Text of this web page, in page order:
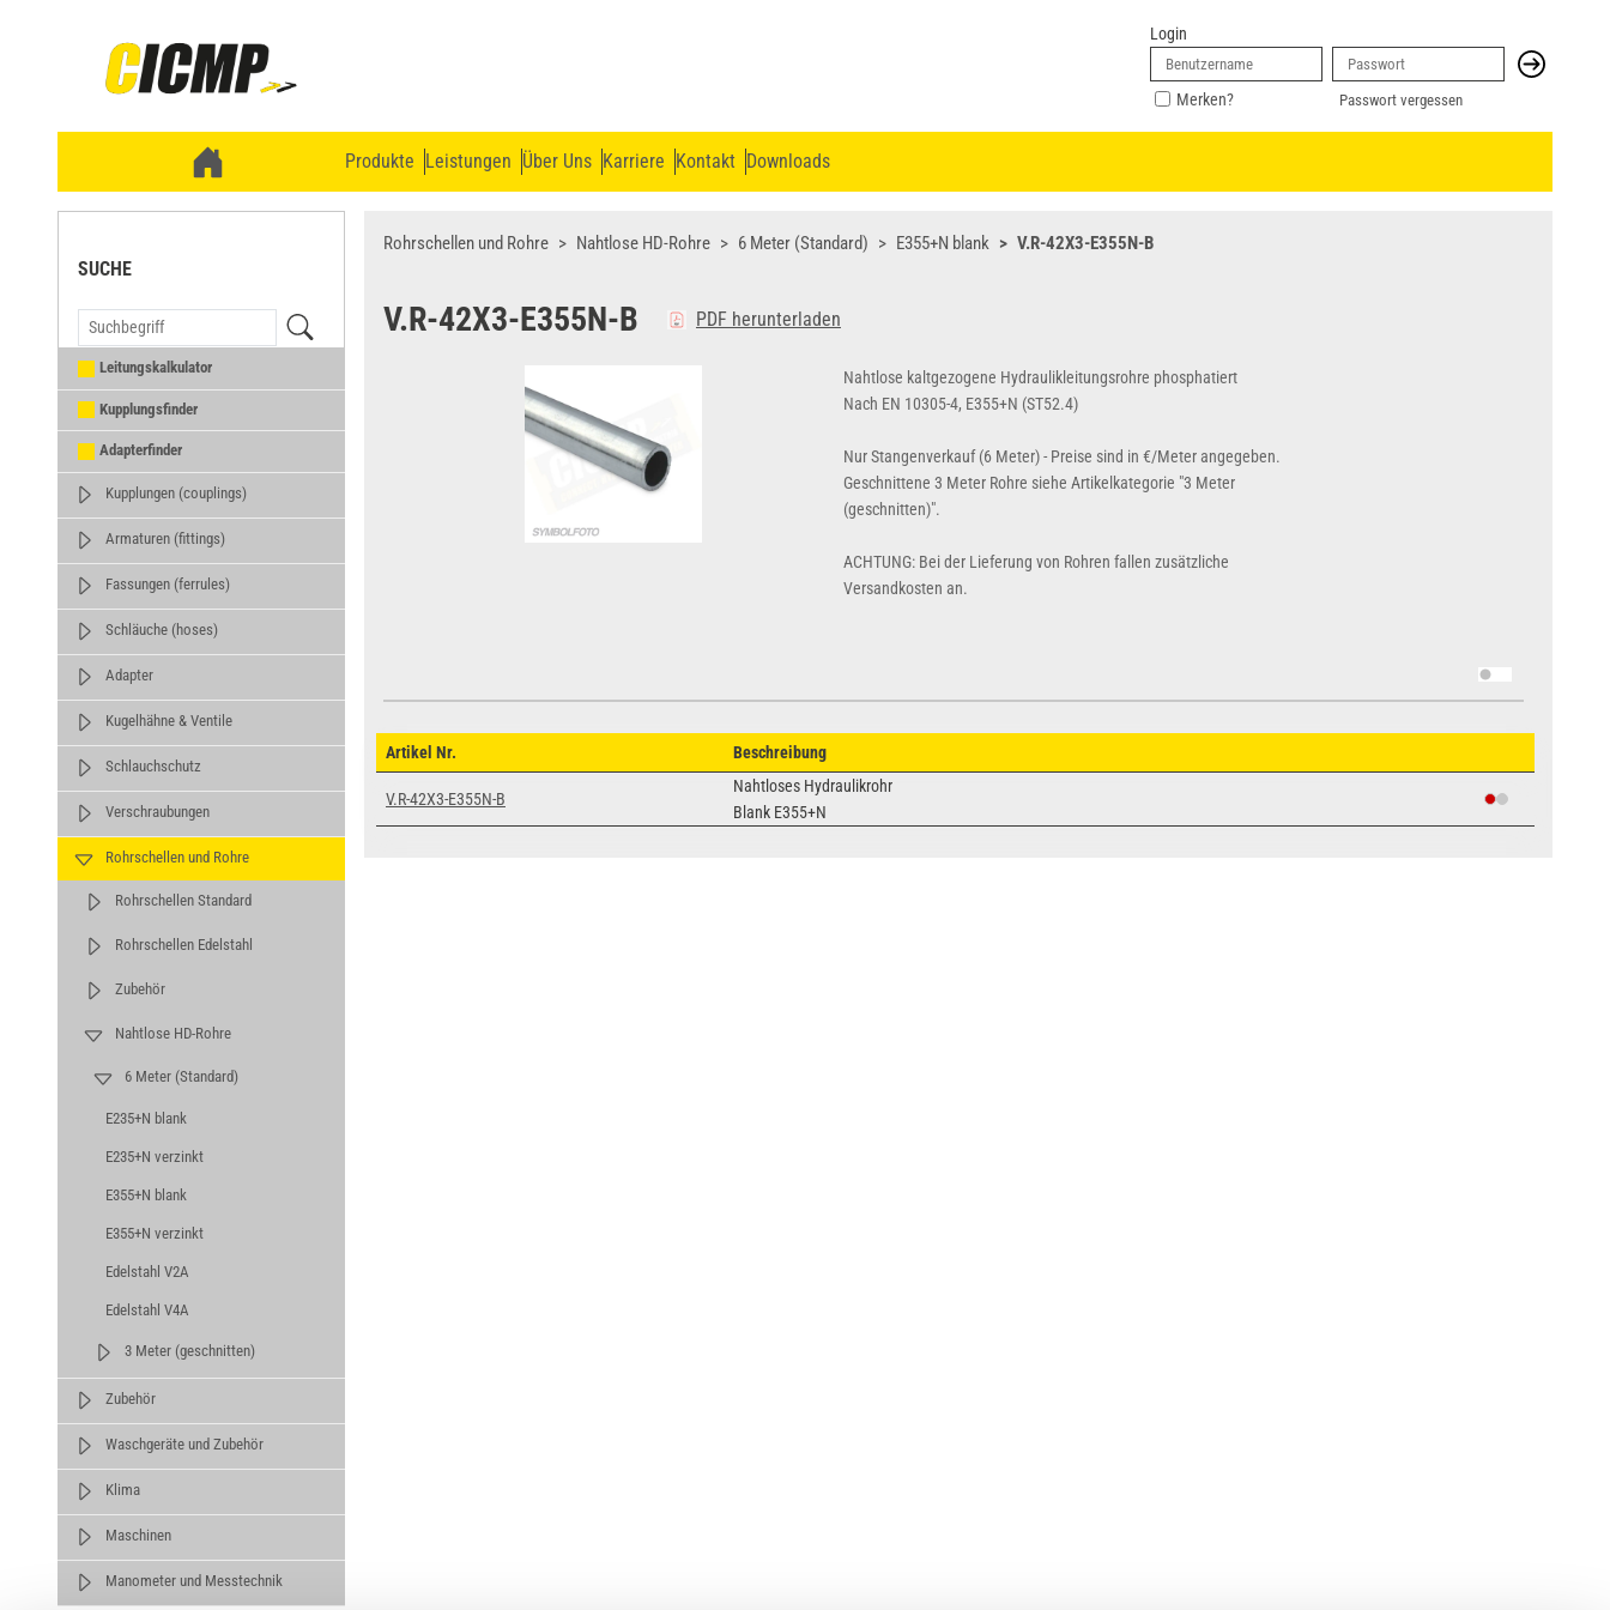
Login
Merken? Passwort vergessen
Produkte Leistungen Über Uns Karriere Kontakt Downloads
SUCHE
Leitungskalkulator
Kupplungsfinder
Adapterfinder
Kupplungen (couplings)
Armaturen (fittings)
Fassungen (ferrules)
Schläuche (hoses)
Adapter
Kugelhähne & Ventile
Schlauchschutz
Verschraubungen
Rohrschellen und Rohre
Rohrschellen Standard
Rohrschellen Edelstahl
Zubehör
Nahtlose HD-Rohre
6 Meter (Standard)
E235+N blank
E235+N verzinkt
E355+N blank
E355+N verzinkt
Edelstahl V2A
Edelstahl V4A
3 Meter (geschnitten)
Zubehör
Waschgeräte und Zubehör
Klima
Maschinen
Manometer und Messtechnik
Rohrschellen und Rohre Nahtlose HD-Rohre 6 Meter (Standard) E355+N blank V.R-42X3-E355N-B
V.R-42X3-E355N-B PDF herunterladen
Nahtlose kaltgezogene Hydraulikleitungsrohre phosphatiert
Nach EN 10305-4, E355+N (ST52.4)
Nur Stangenverkauf (6 Meter) - Preise sind in €/Meter angegeben.
Geschnittene 3 Meter Rohre siehe Artikelkategorie "3 Meter
(geschnitten)".
ACHTUNG: Bei der Lieferung von Rohren fallen zusätzliche
Versandkosten an.
Artikel Nr. Beschreibung
V.R-42X3-E355N-B
Nahtloses Hydraulikrohr
Blank E355+N